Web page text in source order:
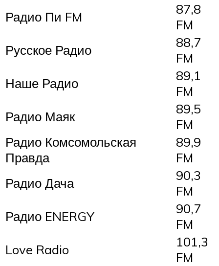
Радио Пи FM
87,8
FM
Русское Радио
88,7
FM
Наше Радио
89,1
FM
Радио Маяк
89,5
FM
Радио Комсомольская
Правда
89,9
FM
Радио Дача
90,3
FM
Радио ENERGY
90,7
FM
Love Radio
101,3
FM